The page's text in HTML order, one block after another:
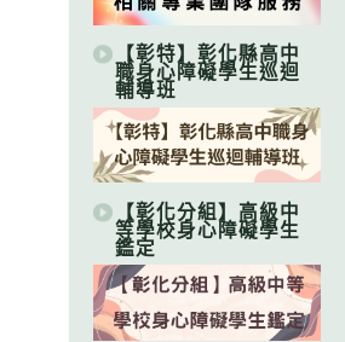
【彰特】彰化縣高中
職身心障礙學生巡迴
輔導班
【彰化分組】高級中
等學校身心障礙學生
鑑定